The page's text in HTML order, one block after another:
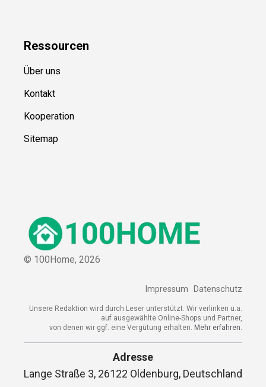
Ressourcen
Über uns
Kontakt
Kooperation
Sitemap
© 100Home, 2026
Impressum Datenschutz
Unsere Redaktion wird durch Leser unterstützt. Wir verlinken u.a.
auf ausgewählte Online-Shops und Partner,
von denen wir ggf. eine Vergütung erhalten. Mehr erfahren.
Adresse
Lange Straße 3, 26122 Oldenburg, Deutschland